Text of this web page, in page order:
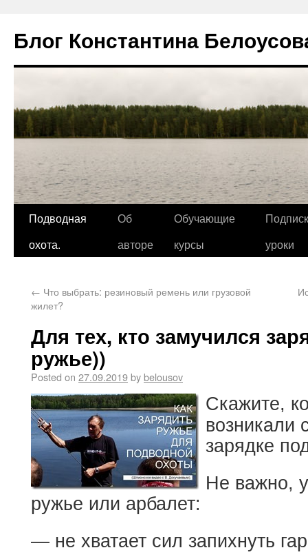
Блог Константина
Подводная
охота.
Об
авторе
Обучающие
курсы
уроки
← Что выбрать: резиновый ремень или грузовой
жилет?
Для тех, кто замучился
ружье))
Posted on 27.09.2019bybelousov
Скажите,
возникали
зарядке
Не важно,
ружье или арбалет:
— не хватает сил запихнуть